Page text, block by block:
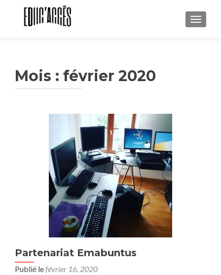
Mois : février 2020
Partenariat Emabuntus
Publié lefévrier 16, 2020